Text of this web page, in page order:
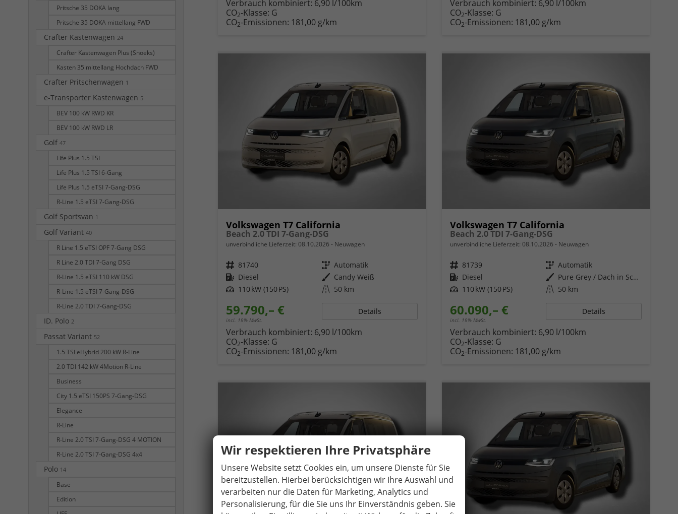
Verbrauch kombiniert: 6,90 l/100km
CO2-Klasse: G
CO2-Emissionen: 181,00 g/km
Verbrauch kombiniert: 6,90 l/100km
CO2-Klasse: G
CO2-Emissionen: 181,00 g/km
Volkswagen T7 California
Beach 2.0 TDI 7-Gang-DSG
unverbindliche Lieferzeit: 08.10.2026 Neuwagen
Fahrzeugnr. 81740 Getriebe Automatik
Kraftstoff Diesel Außenfarbe Candy Weiß
Leistung 110 kW (150 PS) Kilometerstand 50 km
59.790,– €
incl. 19% MwSt.
Details
Verbrauch kombiniert: 6,90 l/100km
CO2-Klasse: G
CO2-Emissionen: 181,00 g/km
Volkswagen T7 California
Beach 2.0 TDI 7-Gang-DSG
unverbindliche Lieferzeit: 08.10.2026 Neuwagen
Fahrzeugnr. 81739 Getriebe Automatik
Kraftstoff Diesel Außenfarbe
Pure Grey / Dach in Schwarz
Leistung 110 kW (150 PS) Kilometerstand 50 km
60.090,– €
incl. 19% MwSt.
Details
Verbrauch kombiniert: 6,90 l/100km
CO2-Klasse: G
CO2-Emissionen: 181,00 g/km
Pritsche 35 DOKA lang
Pritsche 35 DOKA mittellang FWD
Crafter Kastenwagen 24
Crafter Kastenwagen Plus (Snoeks)
Kasten 35 mittellang Hochdach FWD
Crafter Pritschenwagen 1
e-Transporter Kastenwagen 5
BEV 100 kW RWD KR
BEV 100 kW RWD LR
Golf 47
Life Plus 1.5 TSI
Life Plus 1.5 TSI 6-Gang
Life Plus 1.5 eTSI 7-Gang-DSG
R-Line 1.5 eTSI 7-Gang-DSG
Golf Sportsvan 1
Golf Variant 40
R Line 1.5 eTSI OPF 7-Gang DSG
R Line 2.0 TDI 7-Gang DSG
R-Line 1.5 eTSI 110 kW DSG
R-Line 1.5 eTSI 7-Gang-DSG
R-Line 2.0 TDI 7-Gang-DSG
ID. Polo 2
Passat Variant 52
1.5 TSI eHybrid 200 kW R-Line
2.0 TDI 142 kW 4Motion R-Line
Business
City 1.5 eTSI 150PS 7-Gang-DSG
Elegance
R-Line
R-Line 2.0 TSI 7-Gang-DSG 4 MOTION
R-Line 2.0 TSI 7-Gang-DSG 4x4
Polo 14
Base
Edition
Wir respektieren Ihre Privatsphäre
Unsere Website setzt Cookies ein, um unsere Dienste für Sie
bereitzustellen. Hierbei berücksichtigen wir Ihre Auswahl und
verarbeiten nur die Daten für Marketing, Analytics und
Personalisierung, für die Sie uns Ihr Einverständnis geben. Sie